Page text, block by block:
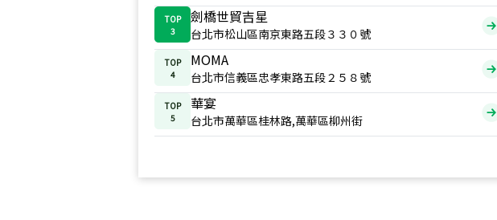
TOP
3
劍橋世貿吉星
台北市松山區南京東路五段３３０號
TOP
4
MOMA
台北市信義區忠孝東路五段２５８號
TOP
5
華宴
台北市萬華區桂林路,萬華區柳州街